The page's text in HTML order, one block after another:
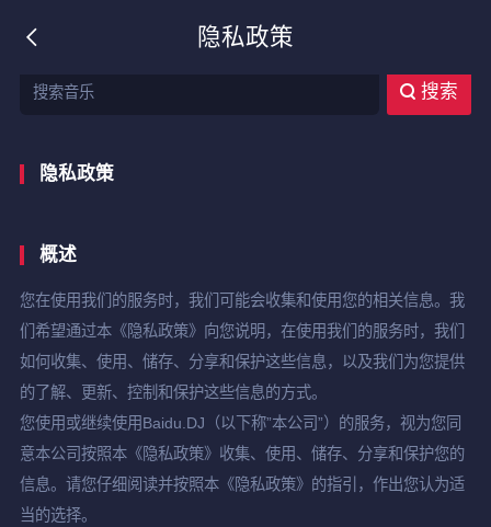
搜索
隐私政策
隐私政策
概述
您在使用我们的服务时，我们可能会收集和使用您的相关信息。我
们希望通过本《隐私政策》向您说明，在使用我们的服务时，我们
如何收集、使用、储存、分享和保护这些信息，以及我们为您提供
的了解、更新、控制和保护这些信息的方式。
您使用或继续使用Baidu.DJ（以下称”本公司”）的服务，视为您同
意本公司按照本《隐私政策》收集、使用、储存、分享和保护您的
信息。请您仔细阅读并按照本《隐私政策》的指引，作出您认为适
当的选择。